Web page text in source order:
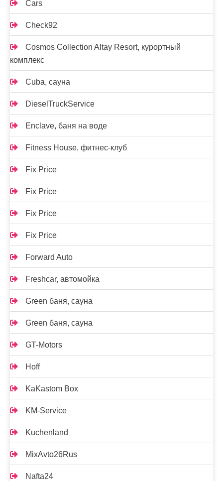
Cars
Check92
Cosmos Collection Altay Resort, курортный
комплекс
Cuba, сауна
DieselTruckService
Enclave, баня на воде
Fitness House, фитнес-клуб
Fix Price
Fix Price
Fix Price
Fix Price
Forward Auto
Freshcar, автомойка
Green баня, сауна
Green баня, сауна
GT-Motors
Hoff
KaKastom Box
KM-Service
Kuchenland
MixAvto26Rus
Nafta24